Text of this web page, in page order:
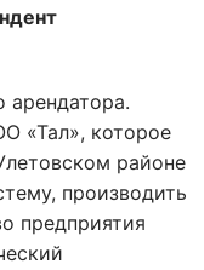
арендатора.
«Тал», которое
районе
производить
предприятия